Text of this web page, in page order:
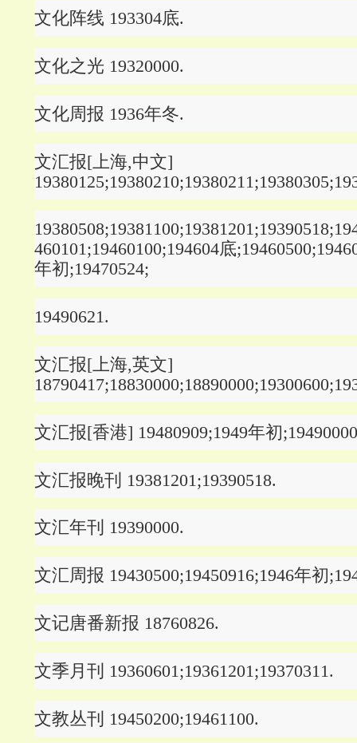
文化阵线 193304底.
文化之光 19320000.
文化周报 1936年冬.
文汇报[上海,中文]
460101;19460100;194604底
年初;19470524;
19490621.
文汇报[上海,英文]
文汇报[香港] 19480909;1949年初
文汇报晚刊 19381201;19390518.
文汇年刊 19390000.
文汇周报 19430500;19450916;1946年初
文记唐番新报 18760826.
文季月刊 19360601;19361201;19370311.
文教丛刊 19450200;19461100.